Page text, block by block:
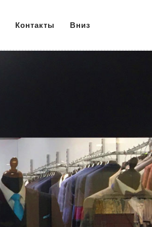
Контакты Вниз